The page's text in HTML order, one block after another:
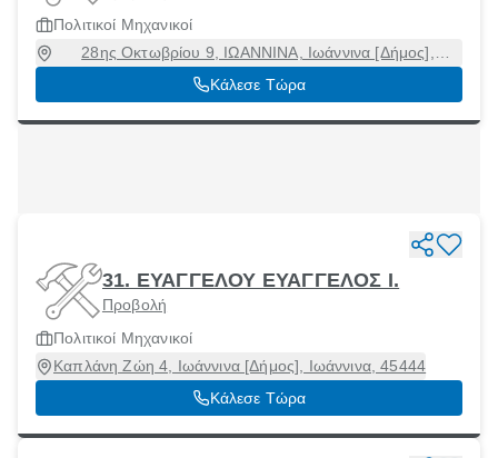
Πολιτικοί Μηχανικοί
28ης Οκτωβρίου 9, ΙΩΑΝΝΙΝΑ, Ιωάννινα [Δήμος],
Ιωάννινα, 45332
Κάλεσε Τώρα
31. ΕΥΑΓΓΕΛΟΥ ΕΥΑΓΓΕΛΟΣ Ι.
Προβολή
Πολιτικοί Μηχανικοί
Καπλάνη Ζώη 4, Ιωάννινα [Δήμος], Ιωάννινα, 45444
Κάλεσε Τώρα